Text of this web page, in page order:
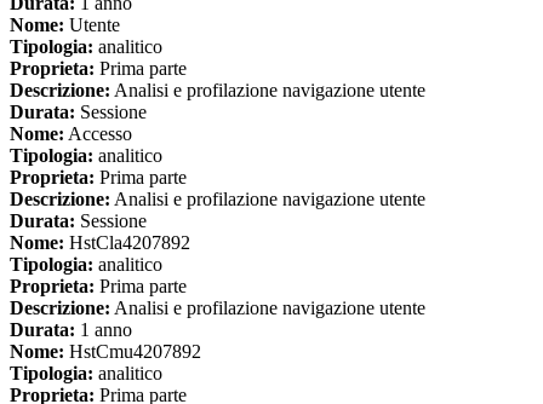
Nome: Utente
Tipologia: analitico
Proprieta: Prima parte
Descrizione: Analisi e profilazione navigazione utente
Durata: Sessione
Nome: Accesso
Tipologia: analitico
Proprieta: Prima parte
Descrizione: Analisi e profilazione navigazione utente
Durata: Sessione
Nome: HstCla4207892
Tipologia: analitico
Proprieta: Prima parte
Descrizione: Analisi e profilazione navigazione utente
Durata: 1 anno
Nome: HstCmu4207892
Tipologia: analitico
Proprieta: Prima parte